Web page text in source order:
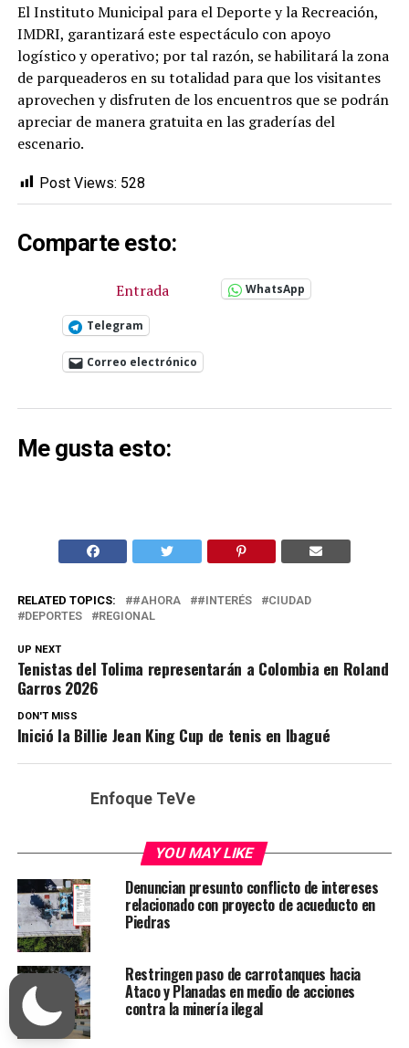
El Instituto Municipal para el Deporte y la Recreación,
IMDRI, garantizará este espectáculo con apoyo
logístico y operativo; por tal razón, se habilitará la zona
de parqueaderos en su totalidad para que los visitantes
aprovechen y disfruten de los encuentros que se podrán
apreciar de manera gratuita en las graderías del
escenario.
Post Views: 528
Comparte esto:
Entrada WhatsApp
Telegram
Correo electrónico
Me gusta esto:
RELATED TOPICS: #AHORA #INTERÉS
CIUDAD
DEPORTES
REGIONAL
UP NEXT
Tenistas del Tolima representarán a Colombia en Roland
Garros 2026
DON'T MISS
Inició la Billie Jean King Cup de tenis en Ibagué
Enfoque TeVe
YOU MAY LIKE
Denuncian presunto conflicto de intereses
relacionado con proyecto de acueducto en
Piedras
Restringen paso de carrotanques hacia
Ataco y Planadas en medio de acciones
contra la minería ilegal